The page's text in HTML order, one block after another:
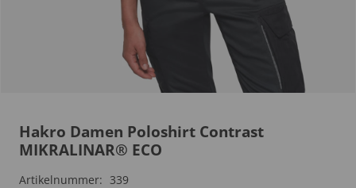
Hakro Damen Poloshirt Contrast
MIKRALINAR® ECO
Artikelnummer: 339